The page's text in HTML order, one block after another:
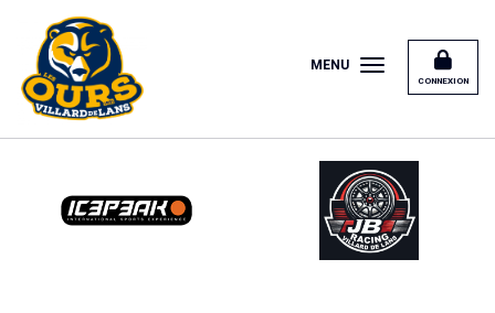
CONNEXION
MENU
Panneau de gestion des cookies